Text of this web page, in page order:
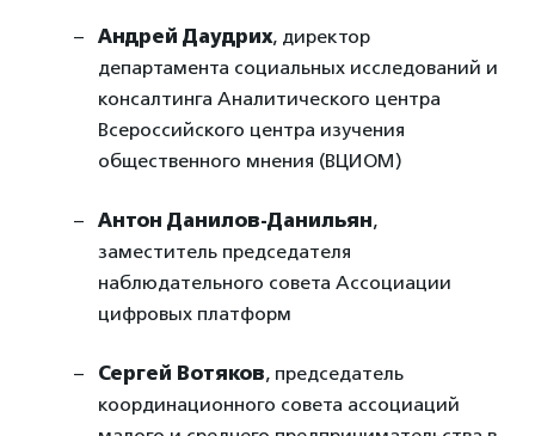
Андрей Даудрих, директор
департамента социальных исследований и
консалтинга Аналитического центра
Всероссийского центра изучения
общественного мнения (ВЦИОМ)
Антон Данилов-Данильян,
заместитель председателя
наблюдательного совета Ассоциации
цифровых платформ
Сергей Вотяков, председатель
координационного совета ассоциаций